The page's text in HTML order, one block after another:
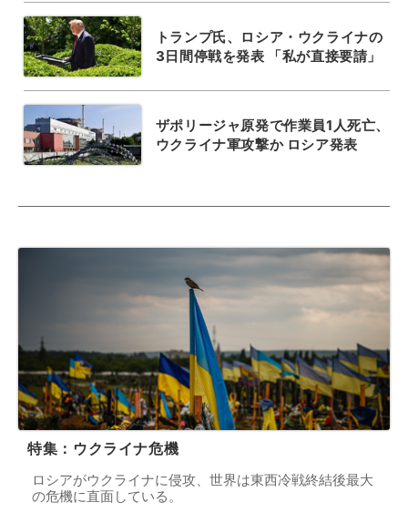
トランプ氏、ロシア・ウクライナの
3日間停戦を発表 「私が直接要請」
ザポリージャ原発で作業員1人死亡、
ウクライナ軍攻撃か ロシア発表
特集：ウクライナ危機
ロシアがウクライナに侵攻、世界は東西冷戦終結後最大
の危機に直面している。